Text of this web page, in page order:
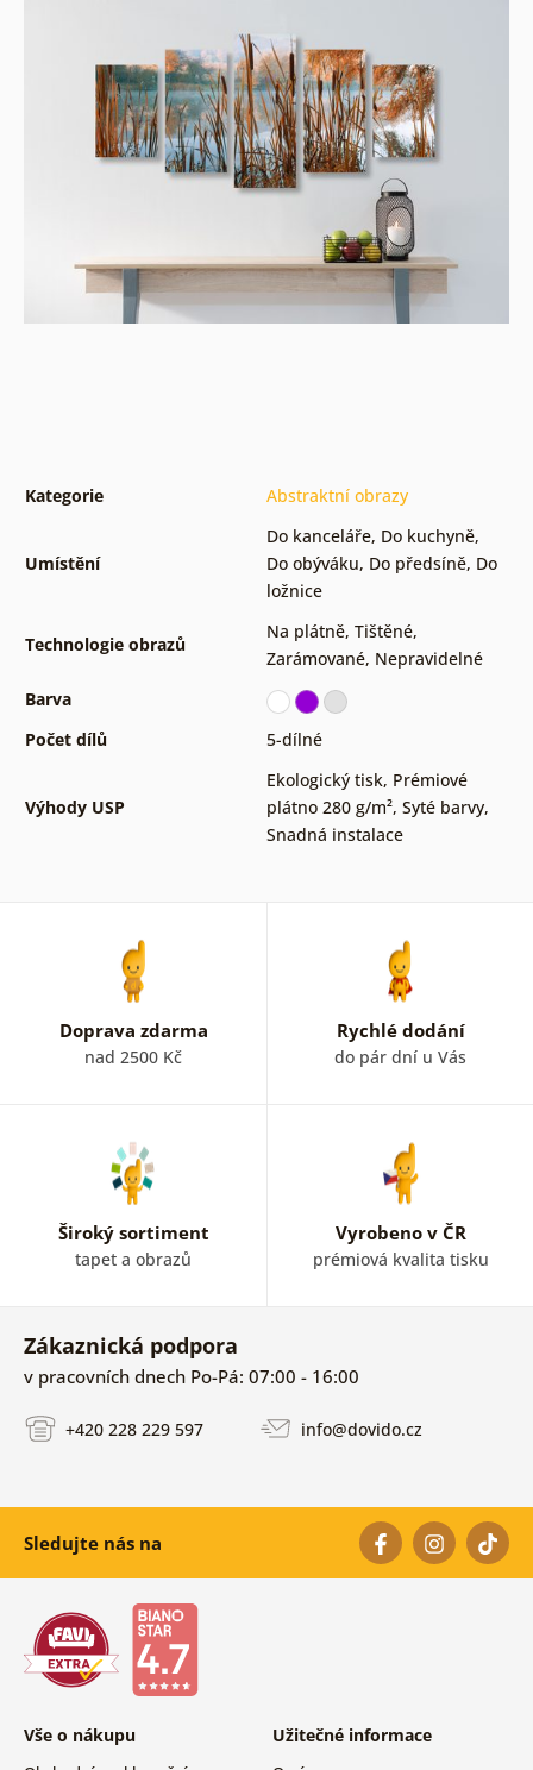
Kategorie Abstraktní obrazy
Umístění
Do kanceláře, Do kuchyně,
Do obýváku, Do předsíně, Do
ložnice
Technologie obrazů
Na plátně, Tištěné,
Zarámované, Nepravidelné
Barva
Počet dílů
5-dílné
Výhody USP
Ekologický tisk, Prémiové
plátno 280 g/m², Syté barvy,
Snadná instalace
Doprava zdarma
nad 2500 Kč
Rychlé dodání
do pár dní u Vás
Široký sortiment
tapet a obrazů
Vyrobeno v ČR
prémiová kvalita tisku
Zákaznická podpora
v pracovních dnech Po-Pá: 07:00 - 16:00
+420 228 229 597 info@dovido.cz
Sledujte nás na
Vše o nákupu Užitečné informace